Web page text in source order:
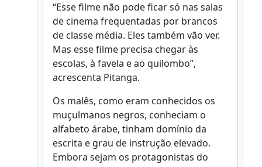
“Esse filme não pode ficar só nas salas
de cinema frequentadas por brancos
de classe média. Eles também vão ver.
Mas esse filme precisa chegar às
escolas, à favela e ao quilombo”,
acrescenta Pitanga.
Os malês, como eram conhecidos os
muçulmanos negros, conheciam o
alfabeto árabe, tinham domínio da
escrita e grau de instrução elevado.
Embora sejam os protagonistas do